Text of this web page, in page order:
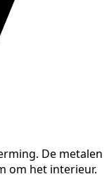
De metalen
om het interieur.